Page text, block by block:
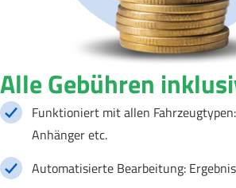
Alle Gebühren
Funktioniert mit allen
Anhänger etc.
Automatisierte Bearbeitung: